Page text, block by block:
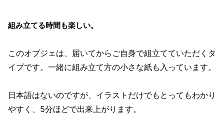
組み立てる時間も楽しい。
このオブジェは、届いてからご自身で組立てていただくタ
イプです。一緒に組み立て方の小さな紙も入っています。
日本語はないのですが、イラストだけでもとってもわかり
やすく、5分ほどで出来上がります。